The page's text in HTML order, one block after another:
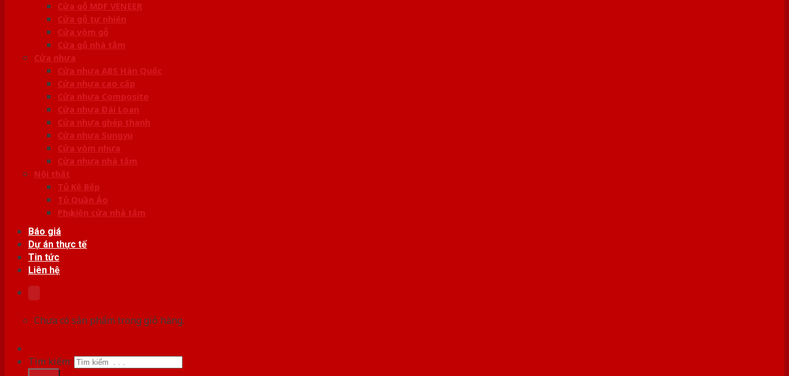
Cửa gỗ MDF VENEER
Cửa gỗ tự nhiên
Cửa vòm gỗ
Cửa gỗ nhà tắm
Cửa nhựa
Cửa nhựa ABS Hàn Quốc
Cửa nhựa cao cấp
Cửa nhựa Composite
Cửa nhựa Đài Loan
Cửa nhựa ghép thanh
Cửa nhựa Sungyu
Cửa vòm nhựa
Cửa nhựa nhà tắm
Nội thất
Tủ Kệ Bếp
Tủ Quần Áo
Phụ kiện cửa nhà tắm
Báo giá
Dự án thực tế
Tin tức
Liên hệ
Chưa có sản phẩm trong giỏ hàng.
Tìm kiếm: